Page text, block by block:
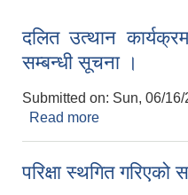
दलित उत्थान
सम्बन्धी सूचना ।
Submitted on: Sun, 06/
Read more
परिक्षा स्थगित गरिएको